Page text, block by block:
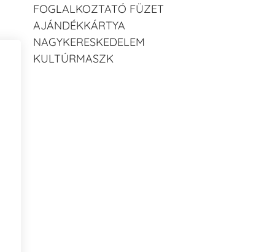
FOGLALKOZTATÓ FÜZET
AJÁNDÉKKÁRTYA
NAGYKERESKEDELEM
KULTÚRMASZK